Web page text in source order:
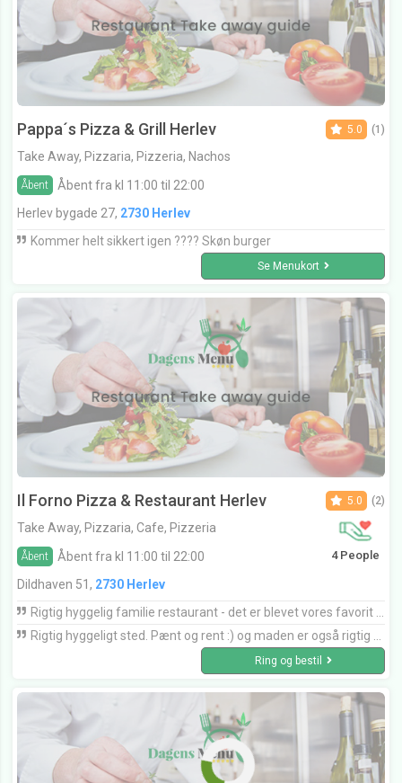
Pappa´s Pizza & Grill Herlev
Take Away, Pizzaria, Pizzeria, Nachos
Åbent Åbent fra kl 11:00 til 22:00
5.0 (1)
Herlev bygade 27, 2730 Herlev
Kommer helt sikkert igen ???? Skøn burger
Se Menukort
Il Forno Pizza & Restaurant Herlev
Take Away, Pizzaria, Cafe, Pizzeria
Åbent Åbent fra kl 11:00 til 22:00
5.0 (2)
4 People
Dildhaven 51, 2730 Herlev
Rigtig hyggelig familie restaurant - det er blevet vores favorit sted i Herlev ???? Super betjening, dejlig mad for enhver smag og fornuftig pris ????
Rigtig hyggeligt sted. Pænt og rent :) og maden er også rigtig god. Det er ikke sidste gang jeg kommer i hvert fald.
Ring og bestil